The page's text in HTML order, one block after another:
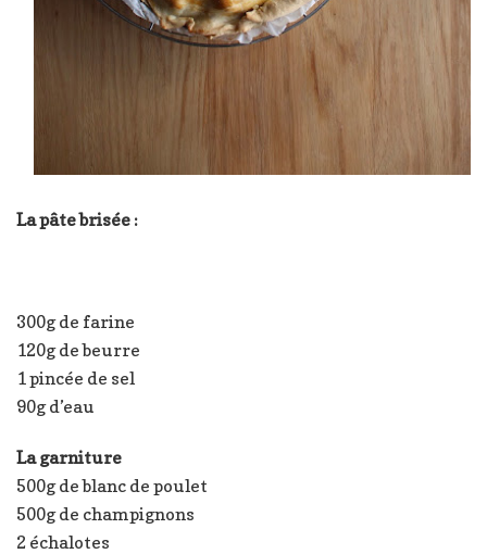
La pâte brisée :
300g de farine
120g de beurre
1 pincée de sel
90g d’eau
La garniture
500g de blanc de poulet
500g de champignons
2 échalotes